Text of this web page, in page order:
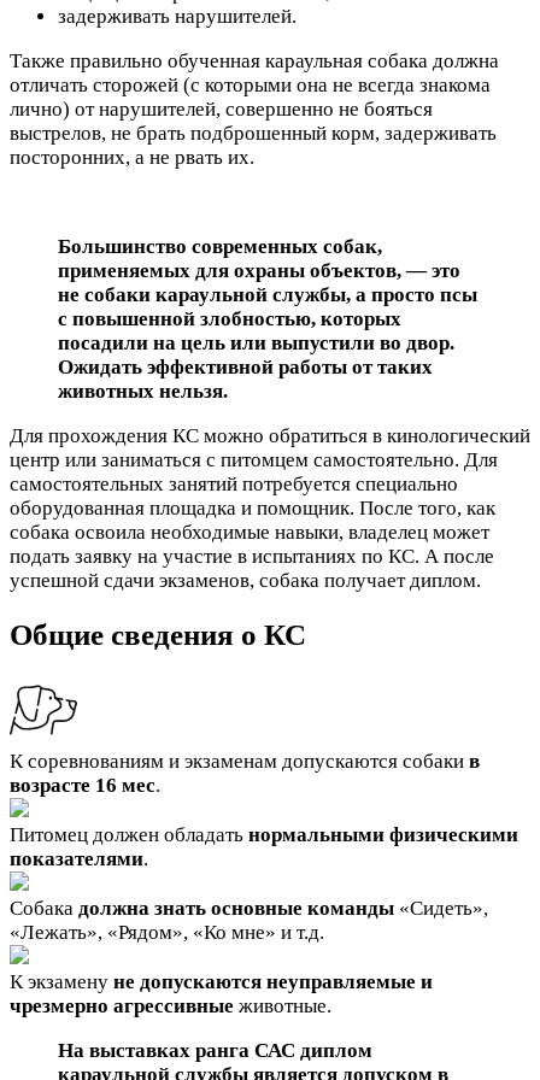
задерживать нарушителей.
Также правильно обученная караульная собака должна
отличать сторожей (с которыми она не всегда знакома
лично) от нарушителей, совершенно не бояться
выстрелов, не брать подброшенный корм, задерживать
посторонних, а не рвать их.
Большинство современных собак,
применяемых для охраны объектов, — это
не собаки караульной службы, а просто псы
с повышенной злобностью, которых
посадили на цель или выпустили во двор.
Ожидать эффективной работы от таких
животных нельзя.
Для прохождения КС можно обратиться в кинологический
центр или заниматься с питомцем самостоятельно. Для
самостоятельных занятий потребуется специально
оборудованная площадка и помощник. После того, как
собака освоила необходимые навыки, владелец может
подать заявку на участие в испытаниях по КС. А после
успешной сдачи экзаменов, собака получает диплом.
Общие сведения о КС
К соревнованиям и экзаменам допускаются собаки в
возрасте 16 мес.
Питомец должен обладать нормальными физическими
показателями.
Собака должна знать основные команды «Сидеть»,
«Лежать», «Рядом», «Ко мне» и т.д.
К экзамену не допускаются неуправляемые и
чрезмерно агрессивные животные.
На выставках ранга САС диплом
караульной службы является допуском в